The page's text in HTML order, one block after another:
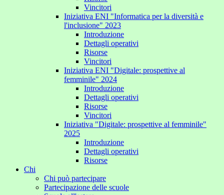
Vincitori
Iniziativa ENI "Informatica per la diversità e
l'inclusione" 2023
Introduzione
Dettagli operativi
Risorse
Vincitori
Iniziativa ENI "Digitale: prospettive al
femminile" 2024
Introduzione
Dettagli operativi
Risorse
Vincitori
Iniziativa "Digitale: prospettive al femminile"
2025
Introduzione
Dettagli operativi
Risorse
Chi
Chi può partecipare
Partecipazione delle scuole